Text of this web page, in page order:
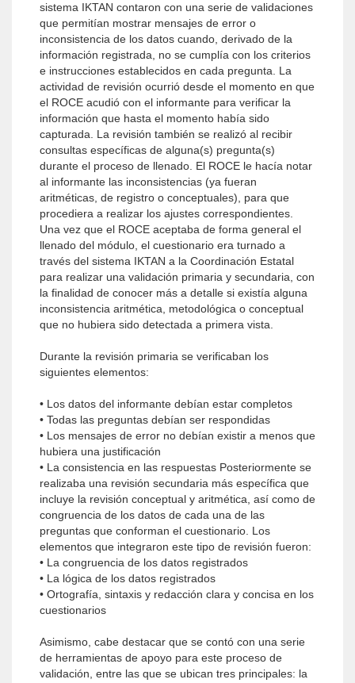
sistema IKTAN contaron con una serie de validaciones
que permitían mostrar mensajes de error o
inconsistencia de los datos cuando, derivado de la
información registrada, no se cumplía con los criterios
e instrucciones establecidos en cada pregunta. La
actividad de revisión ocurrió desde el momento en que
el ROCE acudió con el informante para verificar la
información que hasta el momento había sido
capturada. La revisión también se realizó al recibir
consultas específicas de alguna(s) pregunta(s)
durante el proceso de llenado. El ROCE le hacía notar
al informante las inconsistencias (ya fueran
aritméticas, de registro o conceptuales), para que
procediera a realizar los ajustes correspondientes.
Una vez que el ROCE aceptaba de forma general el
llenado del módulo, el cuestionario era turnado a
través del sistema IKTAN a la Coordinación Estatal
para realizar una validación primaria y secundaria, con
la finalidad de conocer más a detalle si existía alguna
inconsistencia aritmética, metodológica o conceptual
que no hubiera sido detectada a primera vista.
Durante la revisión primaria se verificaban los
siguientes elementos:
• Los datos del informante debían estar completos
• Todas las preguntas debían ser respondidas
• Los mensajes de error no debían existir a menos que
hubiera una justificación
• La consistencia en las respuestas Posteriormente se
realizaba una revisión secundaria más específica que
incluye la revisión conceptual y aritmética, así como de
congruencia de los datos de cada una de las
preguntas que conforman el cuestionario. Los
elementos que integraron este tipo de revisión fueron:
• La congruencia de los datos registrados
• La lógica de los datos registrados
• Ortografía, sintaxis y redacción clara y concisa en los
cuestionarios
Asimismo, cabe destacar que se contó con una serie
de herramientas de apoyo para este proceso de
validación, entre las que se ubican tres principales: la